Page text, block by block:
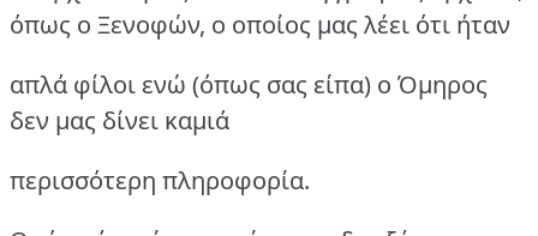
όπως ο Ξενοφών, ο οποίος μας λέει ότι ήταν
απλά φίλοι ενώ (όπως σας είπα) ο Όμηρος
δεν μας δίνει καμιά
περισσότερη πληροφορία.